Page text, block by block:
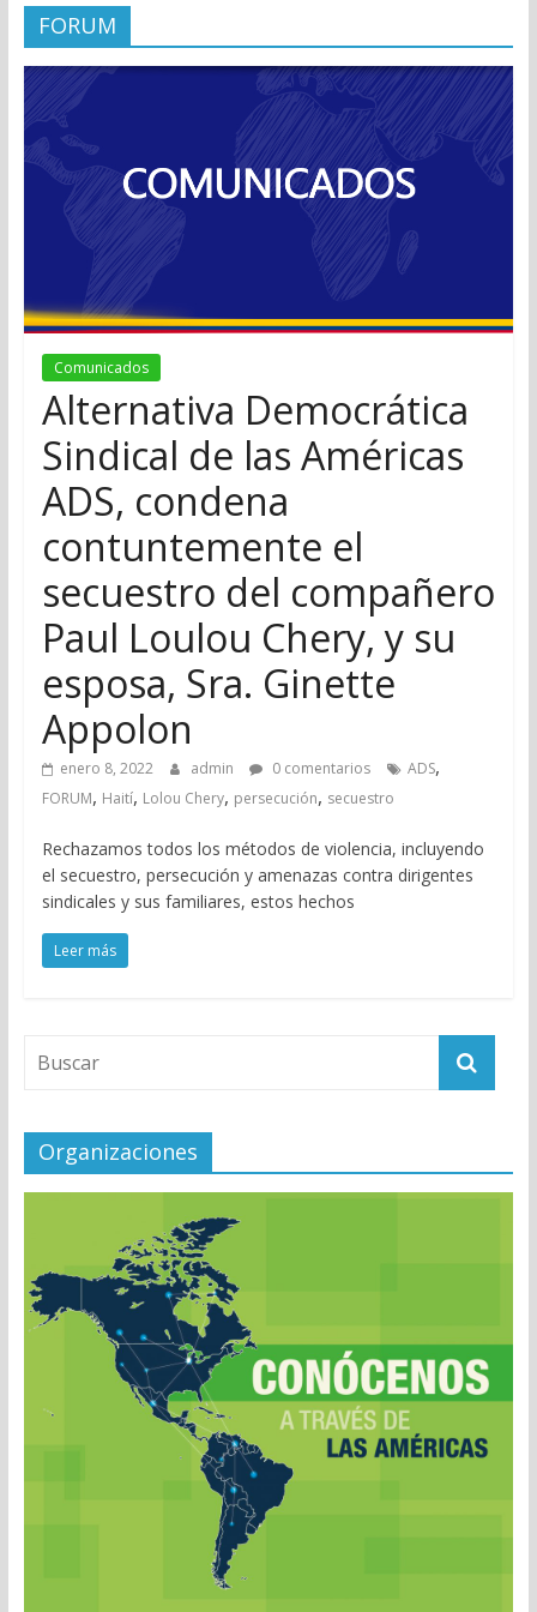
FORUM
Comunicados
Alternativa Democrática
Sindical de las Américas
ADS, condena
contuntemente el
secuestro del compañero
Paul Loulou Chery, y su
esposa, Sra. Ginette
Appolon
enero 8, 2022 admin 0 comentarios ADS,
FORUM, Haití, Lolou Chery, persecución, secuestro
Rechazamos todos los métodos de violencia, incluyendo
el secuestro, persecución y amenazas contra dirigentes
sindicales y sus familiares, estos hechos
Leer más
Organizaciones